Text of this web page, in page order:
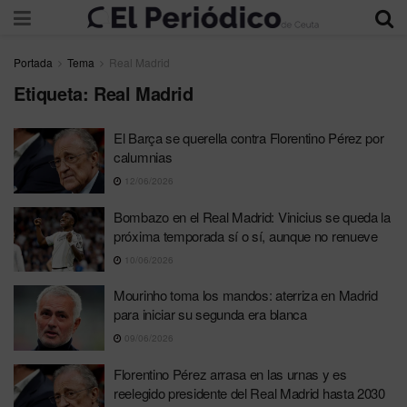
Portada Tema Real Madrid
Etiqueta: Real Madrid
El Barça se querella contra Florentino Pérez por
calumnias
12/06/2026
Bombazo en el Real Madrid: Vinicius se queda la
próxima temporada sí o sí, aunque no renueve
10/06/2026
Mourinho toma los mandos: aterriza en Madrid
para iniciar su segunda era blanca
09/06/2026
Florentino Pérez arrasa en las urnas y es
reelegido presidente del Real Madrid hasta 2030